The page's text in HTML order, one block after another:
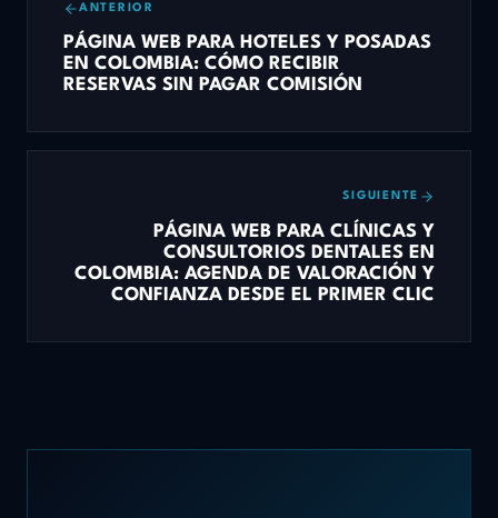
ANTERIOR
PÁGINA WEB PARA HOTELES Y POSADAS
EN COLOMBIA: CÓMO RECIBIR
RESERVAS SIN PAGAR COMISIÓN
SIGUIENTE
PÁGINA WEB PARA CLÍNICAS Y
CONSULTORIOS DENTALES EN
COLOMBIA: AGENDA DE VALORACIÓN Y
CONFIANZA DESDE EL PRIMER CLIC